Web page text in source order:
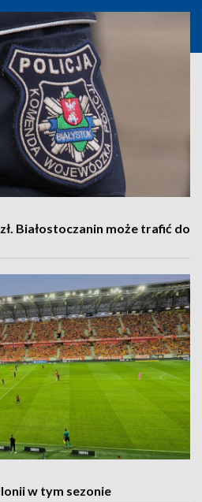
Białostoczanin może trafić do
w tym sezonie